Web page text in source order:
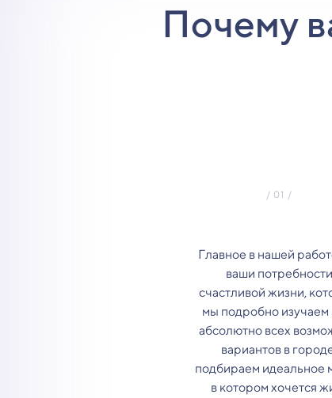
Почему
Главное в нашей
ваши потребности
счастливой жизни,
мы подробно изучаем
абсолютно всех
вариантов в
подбираем идеальное
в котором хочется